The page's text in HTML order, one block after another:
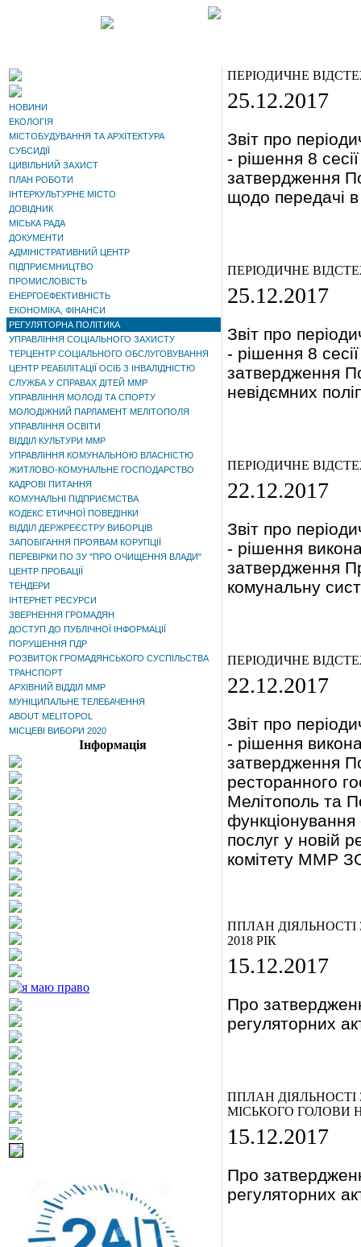
НОВИНИ
ЕКОЛОГІЯ
МІСТОБУДУВАННЯ ТА АРХІТЕКТУРА
СУБСИДІЇ
ЦИВІЛЬНИЙ ЗАХИСТ
ПЛАН РОБОТИ
ІНТЕРКУЛЬТУРНЕ МІСТО
ДОВІДНИК
МІСЬКА РАДА
ДОКУМЕНТИ
АДМІНІСТРАТИВНИЙ ЦЕНТР
ПІДПРИЄМНИЦТВО
ПРОМИСЛОВІСТЬ
ЕНЕРГОЕФЕКТИВНІСТЬ
ЕКОНОМІКА, ФІНАНСИ
РЕГУЛЯТОРНА ПОЛІТИКА
УПРАВЛІННЯ СОЦІАЛЬНОГО ЗАХИСТУ
ТЕРЦЕНТР СОЦІАЛЬНОГО ОБСЛУГОВУВАННЯ
ЦЕНТР РЕАБІЛІТАЦІЇ ОСІБ З ІНВАЛІДНІСТЮ
СЛУЖБА У СПРАВАХ ДІТЕЙ ММР
УПРАВЛІННЯ МОЛОДІ ТА СПОРТУ
МОЛОДІЖНИЙ ПАРЛАМЕНТ МЕЛІТОПОЛЯ
УПРАВЛІННЯ ОСВІТИ
ВІДДІЛ КУЛЬТУРИ ММР
УПРАВЛІННЯ КОМУНАЛЬНОЮ ВЛАСНІСТЮ
ЖИТЛОВО-КОМУНАЛЬНЕ ГОСПОДАРСТВО
КАДРОВІ ПИТАННЯ
КОМУНАЛЬНІ ПІДПРИЄМСТВА
КОДЕКС ЕТИЧНОЇ ПОВЕДІНКИ
ВІДДІЛ ДЕРЖРЕЄСТРУ ВИБОРЦІВ
ЗАПОБІГАННЯ ПРОЯВАМ КОРУПЦІЇ
ПЕРЕВІРКИ ПО ЗУ "ПРО ОЧИЩЕННЯ ВЛАДИ"
ЦЕНТР ПРОБАЦІЇ
ТЕНДЕРИ
ІНТЕРНЕТ РЕСУРСИ
ЗВЕРНЕННЯ ГРОМАДЯН
ДОСТУП ДО ПУБЛІЧНОЇ ІНФОРМАЦІЇ
ПОРУШЕННЯ ПДР
РОЗВИТОК ГРОМАДЯНСЬКОГО СУСПІЛЬСТВА
ТРАНСПОРТ
АРХІВНИЙ ВІДДІЛ ММР
МУНІЦИПАЛЬНЕ ТЕЛЕБАЧЕННЯ
ABOUT MELITOPOL
МІСЦЕВІ ВИБОРИ 2020
Інформація
ПЕРІОДИЧНЕ
25.12.2017
Звіт про
- рішення 8
затвердження
щодо передачі
ПЕРІОДИЧНЕ
25.12.2017
Звіт про
- рішення 8
затвердження
невідємних
ПЕРІОДИЧНЕ
22.12.2017
Звіт про
- рішення
затвердження
комунальну
ПЕРІОДИЧНЕ
22.12.2017
Звіт про
- рішення
затвердження
ресторанного
Мелітополь та
функціонування
послуг у новій
комітету ММР
ППЛАН
2018 РІК
15.12.2017
Про
регуляторних
ППЛАН ДІЯЛЬНОСТІ
МІСЬКОГО ГОЛОВИ
15.12.2017
Про
регуляторних